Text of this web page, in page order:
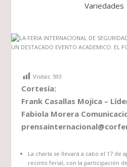
Variedades
Visitas: 593
Cortesía:
Frank Casallas Mojica –
Fabiola Morera
La charla se llevará a cabo el 17 de
recinto ferial, con la participación